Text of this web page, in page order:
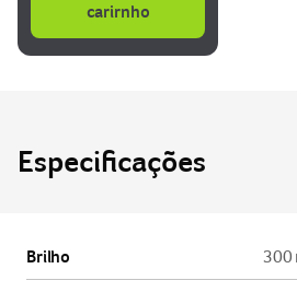
carirnho
Especificações